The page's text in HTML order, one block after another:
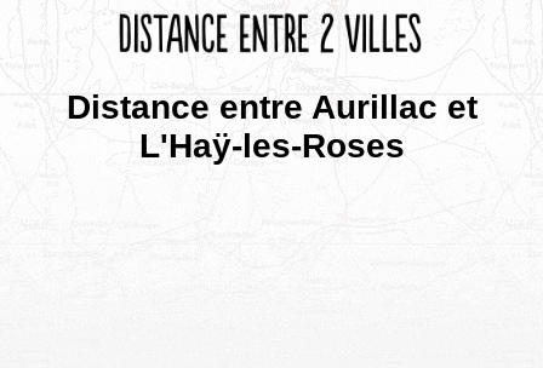
Distance entre Aurillac et
L'Haÿ-les-Roses